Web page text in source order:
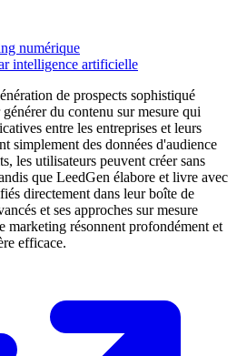
numérique
intelligence artificielle
de prospects sophistiqué
du contenu sur mesure qui
entre les entreprises et leurs
simplement des données d'audience
les utilisateurs peuvent créer sans
que LeedGen élabore et livre avec
directement dans leur boîte de
et ses approches sur mesure
marketing résonnent profondément et
efficace.